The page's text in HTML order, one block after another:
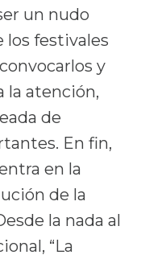
un nudo
los festivales
y
la atención,
de
En fin,
en la
de la
la nada al
“La